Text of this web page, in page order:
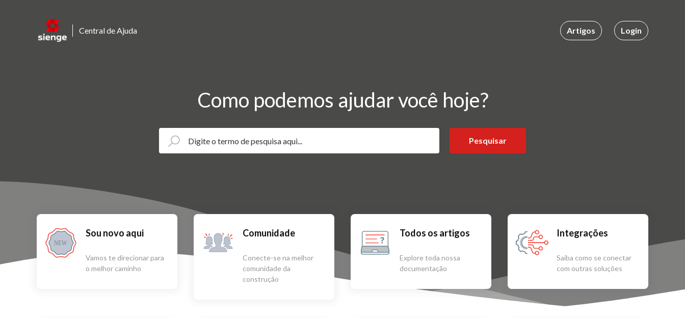
Central de Ajuda Artigos Login
Como podemos ajudar você hoje?
Pesquisar
NEW
Sou novo aqui
Vamos te direcionar para
o melhor caminho
Comunidade
Conecte-se na melhor
comunidade da
construção
Todos os artigos
Explore toda nossa
documentação
Integrações
Saiba como se conectar
com outras soluções